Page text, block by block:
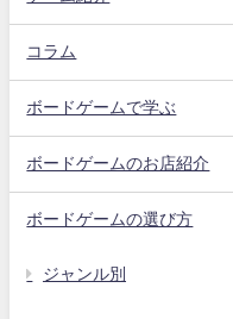
コラム
ボードゲームで学ぶ
ボードゲームのお店紹介
ボードゲームの選び方
ジャンル別